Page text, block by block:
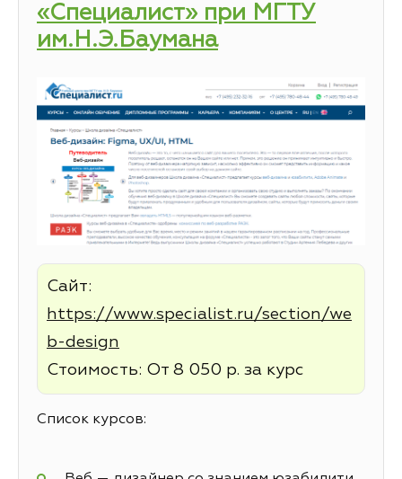
«Специалист» при МГТУ
им.Н.Э.Баумана
Сайт:
https://www.specialist.ru/section/we
b-design
Стоимость: От 8 050 р. за курс
Список курсов: